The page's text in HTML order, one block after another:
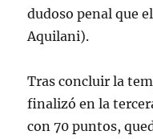
dudoso penal que
Aquilani).
Tras concluir la
finalizó en la
con 70 puntos,